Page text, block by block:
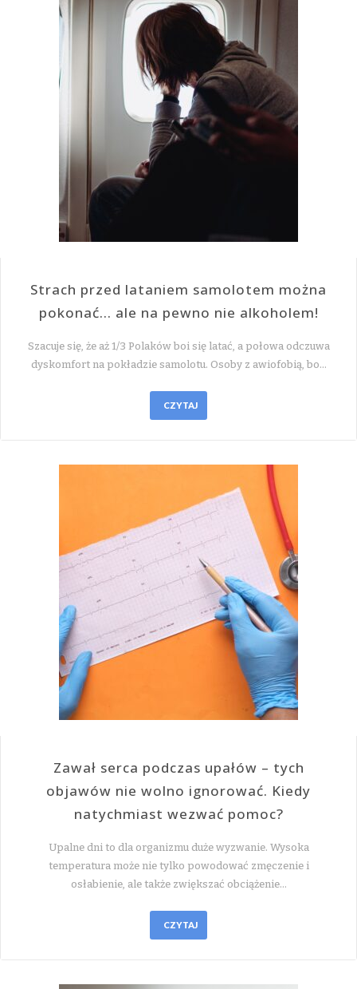
Strach przed lataniem samolotem można
pokonać… ale na pewno nie alkoholem!
Szacuje się, że aż 1/3 Polaków boi się latać, a połowa odczuwa
dyskomfort na pokładzie samolotu. Osoby z awiofobią, bo…
CZYTAJ
Zawał serca podczas upałów – tych
objawów nie wolno ignorować. Kiedy
natychmiast wezwać pomoc?
Upalne dni to dla organizmu duże wyzwanie. Wysoka
temperatura może nie tylko powodować zmęczenie i
osłabienie, ale także zwiększać obciążenie…
CZYTAJ